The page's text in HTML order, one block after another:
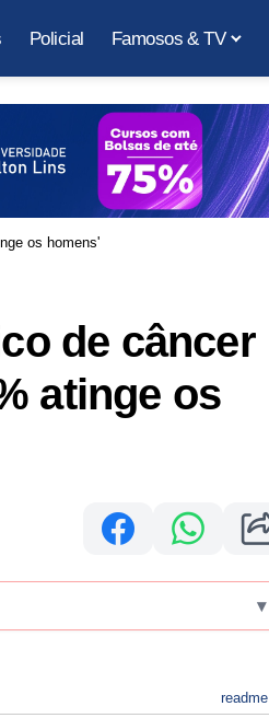
Policial Famosos & TV
os homens'
de câncer
atinge os
▾
readme